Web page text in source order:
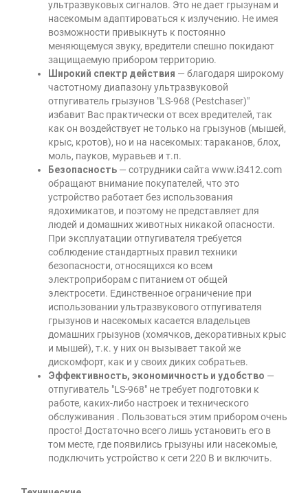
ультразвуковых сигналов. Это не дает грызунам и
насекомым адаптироваться к излучению. Не имея
возможности привыкнуть к постоянно
меняющемуся звуку, вредители спешно покидают
защищаемую прибором территорию.
Широкий спектр действия — благодаря широкому
частотному диапазону ультразвуковой
отпугиватель грызунов "LS-968 (Pestchaser)"
избавит Вас практически от всех вредителей, так
как он воздействует не только на грызунов (мышей,
крыс, кротов), но и на насекомых: тараканов, блох,
моль, пауков, муравьев и т.п.
Безопасность — сотрудники сайта www.i3412.com
обращают внимание покупателей, что это
устройство работает без использования
ядохимикатов, и поэтому не представляет для
людей и домашних животных никакой опасности.
При эксплуатации отпугивателя требуется
соблюдение стандартных правил техники
безопасности, относящихся ко всем
электроприборам с питанием от общей
электросети. Единственное ограничение при
использовании ультразвукового отпугивателя
грызунов и насекомых касается владельцев
домашних грызунов (хомячков, декоративных крыс
и мышей), т.к. у них он вызывает такой же
дискомфорт, как и у своих диких собратьев.
Эффективность, экономичность и удобство —
отпугиватель "LS-968" не требует подготовки к
работе, каких-либо настроек и технического
обслуживания . Пользоваться этим прибором очень
просто! Достаточно всего лишь установить его в
том месте, где появились грызуны или насекомые,
подключить устройство к сети 220 В и включить.